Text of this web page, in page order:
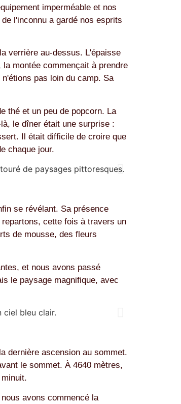
imperméable et nos
l'inconnu a gardé nos esprits
verrière au-dessus. L'épaisse
montée commençait à prendre
pas loin du camp. Sa
thé et un peu de popcorn. La
le dîner était une surprise :
Il était difficile de croire que
chaque jour.
se révélant. Sa présence
cette fois à travers un
de mousse, des fleurs
et nous avons passé
le paysage magnifique, avec
dernière ascension au sommet.
le sommet. À 4640 mètres,
avons commencé la